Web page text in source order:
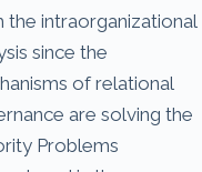
the intraorganizational
since the
of relational
are solving the
Problems